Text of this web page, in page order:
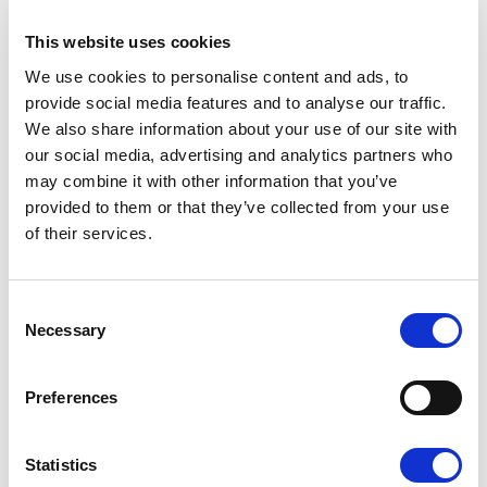
This website uses cookies
We use cookies to personalise content and ads, to
provide social media features and to analyse our traffic.
We also share information about your use of our site with
our social media, advertising and analytics partners who
may combine it with other information that you’ve
provided to them or that they’ve collected from your use
of their services.
Selection
Necessary
Preferences
Statistics
og fremragende kjøreegenskaper, uavhengig av om det er
og en førsteklasses kjøreopplevelse, er flaggskipet utstyrt
med Yamarin Q-systemet – et smart infotainmentsystem
som integrerer navigasjon, motordata og værvarsler for et
sikkert og enkelt båtliv.
Fort Lauderdale International
Boat Show 2024: En forsmak på
I tillegg til flaggskipet vil Yamarin også vise frem tre av
Fort Lauderdale International Boat Show. Yamarin 88 DC,